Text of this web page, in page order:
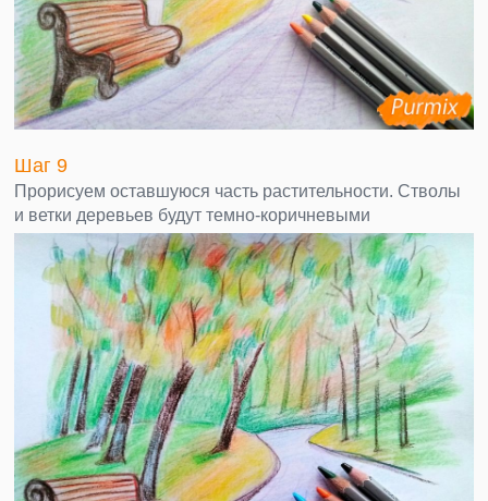
Шаг 9
Прорисуем оставшуюся часть растительности. Стволы
и ветки деревьев будут темно-коричневыми